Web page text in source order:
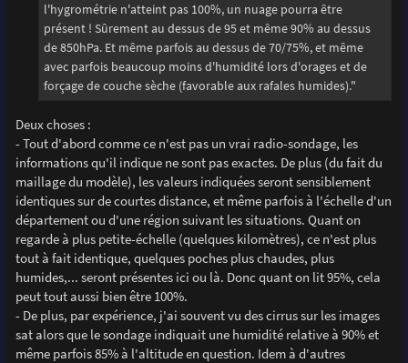
l'hygrométrie n'atteint pas 100%, un nuage pourra être
présent ! Sûrement au dessus de 95 et même 90% au dessus
de 850hPa. Et même parfois au dessus de 70/75%, et même
avec parfois beaucoup moins d'humidité lors d'orages et de
forçage de couche sèche (favorable aux rafales humides)."
Deux choses :
- Tout d'abord comme ce n'est pas un vrai radio-sondage, les
informations qu'il indique ne sont pas exactes. De plus (du fait du
maillage du modèle), les valeurs indiquées seront sensiblement
identiques sur de courtes distance, et même parfois à l'échelle d'un
département ou d'une région suivant les situations. Quant on
regarde à plus petite-échelle (quelques kilomètres), ce n'est plus
tout à fait identique, quelques poches plus chaudes, plus
humides,... seront présentes ici ou là. Donc quant on lit 95%, cela
peut tout aussi bien être 100%.
- De plus, par expérience, j'ai souvent vu des cirrus sur les images
sat alors que le sondage indiquait une humidité relative à 90% et
même parfois 85% à l'altitude en question. Idem à d'autres